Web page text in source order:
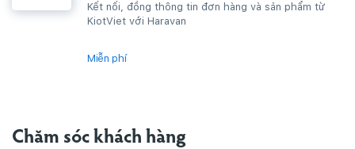
Kết nối, đồng thông tin đơn hàng và sản phẩm từ
KiotViet với Haravan
Miễn phí
Chăm sóc khách hàng